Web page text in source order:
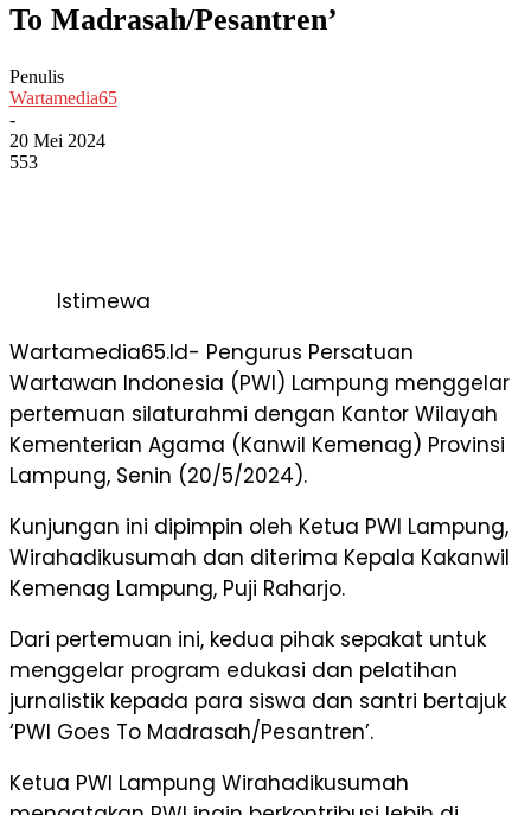
To Madrasah/Pesantren’
Penulis
Wartamedia65
-
20 Mei 2024
553
Istimewa
Wartamedia65.Id- Pengurus Persatuan
Wartawan Indonesia (PWI) Lampung menggelar
pertemuan silaturahmi dengan Kantor Wilayah
Kementerian Agama (Kanwil Kemenag) Provinsi
Lampung, Senin (20/5/2024).
Kunjungan ini dipimpin oleh Ketua PWI Lampung,
Wirahadikusumah dan diterima Kepala Kakanwil
Kemenag Lampung, Puji Raharjo.
Dari pertemuan ini, kedua pihak sepakat untuk
menggelar program edukasi dan pelatihan
jurnalistik kepada para siswa dan santri bertajuk
‘PWI Goes To Madrasah/Pesantren’.
Ketua PWI Lampung Wirahadikusumah